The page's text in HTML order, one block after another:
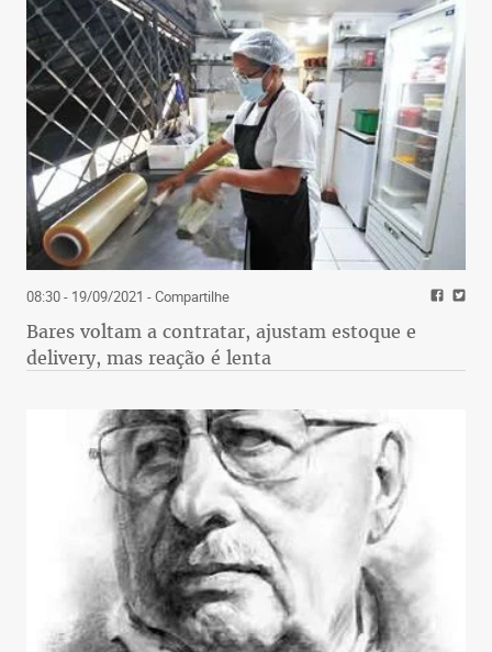
08:30 - 19/09/2021 - Compartilhe
Bares voltam a contratar, ajustam estoque e
delivery, mas reação é lenta